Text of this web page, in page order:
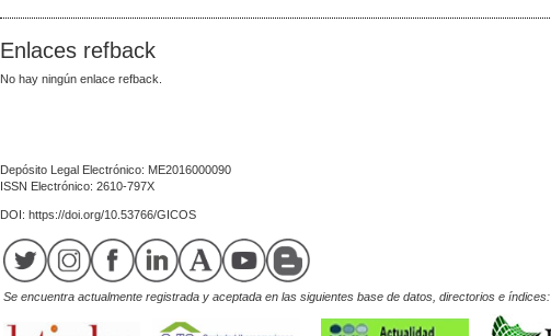
Enlaces refback
No hay ningún enlace refback.
Depósito Legal Electrónico: ME2016000090
ISSN Electrónico: 2610-797X
DOI: https://doi.org/10.53766/GICOS
Se encuentra actualmente registrada y aceptada en las siguientes base de datos, directorios e índices: